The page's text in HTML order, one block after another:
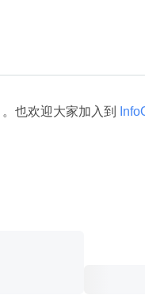
。也欢迎大家加入到